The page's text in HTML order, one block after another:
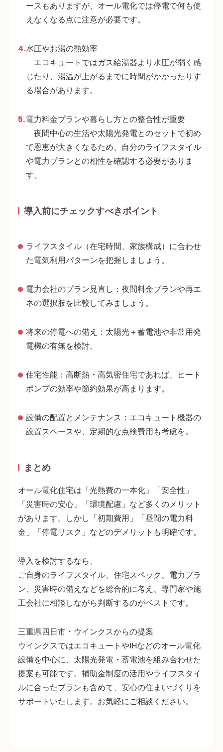
ースもありますが、オール電化では停電で何も使
えなくなる点に注意が必要です。
水圧やお湯の熱効率
エコキュートではガス給湯器より水圧が弱く感
じたり、湯温が上がるまでに時間がかかったりす
る場合があります。
電力料金プランや暮らし方との整合性が重要
夜間中心の生活や太陽光発電とのセットで初め
て恩恵が大きくなるため、自分のライフスタイル
や電力プランとの相性を確認する必要がありま
す。
導入前にチェックすべきポイント
ライフスタイル （在宅時間、家族構成）に合わせ
た電気利用パターンを把握しましょう。
電力会社のプラン見直し ：夜間料金プランや再エ
ネの選択肢を比較してみましょう。
将来の停電への備え ：太陽光＋蓄電池や非常用発
電機の有無を検討。
住宅性能 ：高断熱・高気密住宅であれば、ヒート
ポンプの効率や節約効果が高まります。
設備の配置とメンテナンス ：エコキュート機器の
設置スペースや、定期的な点検費用も考慮を。
まとめ
オール電化住宅は「光熱費の一本化」「安全性」
「災害時の安心」「環境配慮」など多くのメリット
があります。しかし「初期費用」「昼間の電力料
金」「停電リスク」などのデメリットも明確です。
導入を検討するなら、
ご自身のライフスタイル、住宅スペック、電力プラ
ン、災害時の備えなどを総合的に考え、専門家や施
工会社に相談しながら判断するのがベストです。
三重県四日市・ウインクスからの提案
ウインクスではエコキュートやIHなどのオール電化
設備を中心に、太陽光発電・蓄電池を組み合わせた
提案も可能です。補助金制度の活用やライフスタイ
ルに合ったプランも含めて、安心の住まいづくりを
サポートいたします。お気軽にご相談ください。